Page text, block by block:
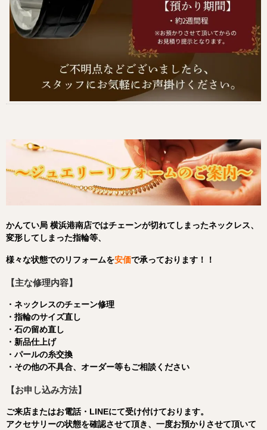
かんてい局 横浜港南店ではチェーンが切れてしまったネックレス、
変形してしまった指輪等、
様々な状態でのリフォームを安価で承っております！！
【主な修理内容】
・ネックレスのチェーン修理
・指輪のサイズ直し
・石の留め直し
・新品仕上げ
・パールの糸交換
・その他の不具合、オーダー等もご相談ください
【お申し込み方法】
ご来店またはお電話・LINEにて受け付けております。
アクセサリーの状態を確認させて頂き、一度お預かりさせて頂いて